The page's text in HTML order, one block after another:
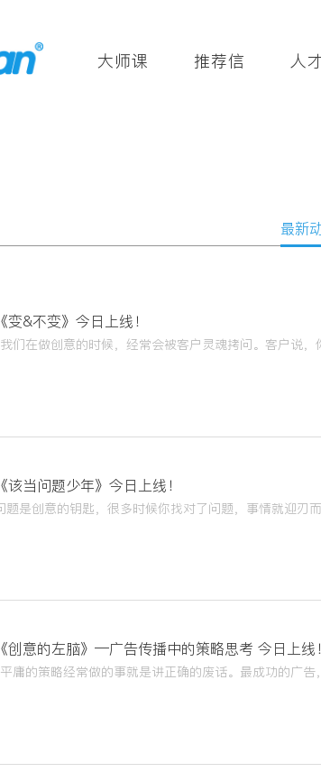
大师课 推荐信 人
最新
《变&不变》今日上线！
《该当问题少年》今日上线！
《创意的左脑》—广告传播中的策略思考 今日上线！